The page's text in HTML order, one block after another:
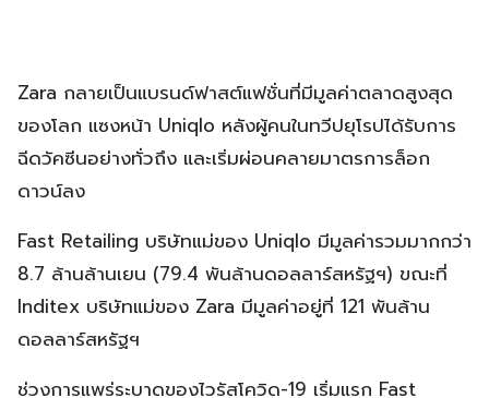
Zara กลายเป็นแบรนด์ฟาสต์แฟชั่นที่มีมูลค่าตลาดสูงสุด
ของโลก แซงหน้า Uniqlo หลังผู้คนในทวีปยุโรปได้รับการ
ฉีดวัคซีนอย่างทั่วถึง และเริ่มผ่อนคลายมาตรการล็อก
ดาวน์ลง
Fast Retailing บริษัทแม่ของ Uniqlo มีมูลค่ารวมมากกว่า
8.7 ล้านล้านเยน (79.4 พันล้านดอลลาร์สหรัฐฯ) ขณะที่
Inditex บริษัทแม่ของ Zara มีมูลค่าอยู่ที่ 121 พันล้าน
ดอลลาร์สหรัฐฯ
ช่วงการแพร่ระบาดของไวรัสโควิด-19 เริ่มแรก Fast